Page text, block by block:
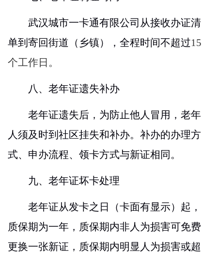
武汉城市一卡通有限公司从接收办证清
单到寄回街道（乡镇），全程时间不超过15
个工作日。
八、老年证遗失补办
老年证遗失后，为防止他人冒用，老年
人须及时到社区挂失和补办。补办的办理方
式、申办流程、领卡方式与新证相同。
九、老年证坏卡处理
老年证从发卡之日（卡面有显示）起，
质保期为一年，质保期内非人为损害可免费
更换一张新证，质保期内明显人为损害或超